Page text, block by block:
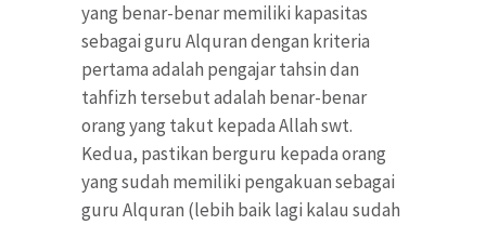
yang benar-benar memiliki kapasitas
sebagai guru Alquran dengan kriteria
pertama adalah pengajar tahsin dan
tahfizh tersebut adalah benar-benar
orang yang takut kepada Allah swt.
Kedua, pastikan berguru kepada orang
yang sudah memiliki pengakuan sebagai
guru Alquran (lebih baik lagi kalau sudah